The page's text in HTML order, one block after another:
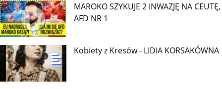
MAROKO SZYKUJE 2 INWAZJĘ NA CEUTĘ,
AFD NR 1
Kobiety z Kresów - LIDIA KORSAKÓWNA